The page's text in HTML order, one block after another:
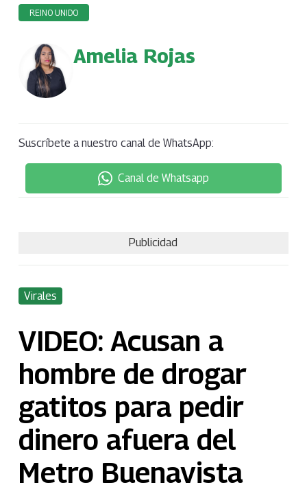
REINO UNIDO
Amelia Rojas
Suscríbete a nuestro canal de WhatsApp:
Canal de Whatsapp
Publicidad
Virales
VIDEO: Acusan a
hombre de drogar
gatitos para pedir
dinero afuera del
Metro Buenavista